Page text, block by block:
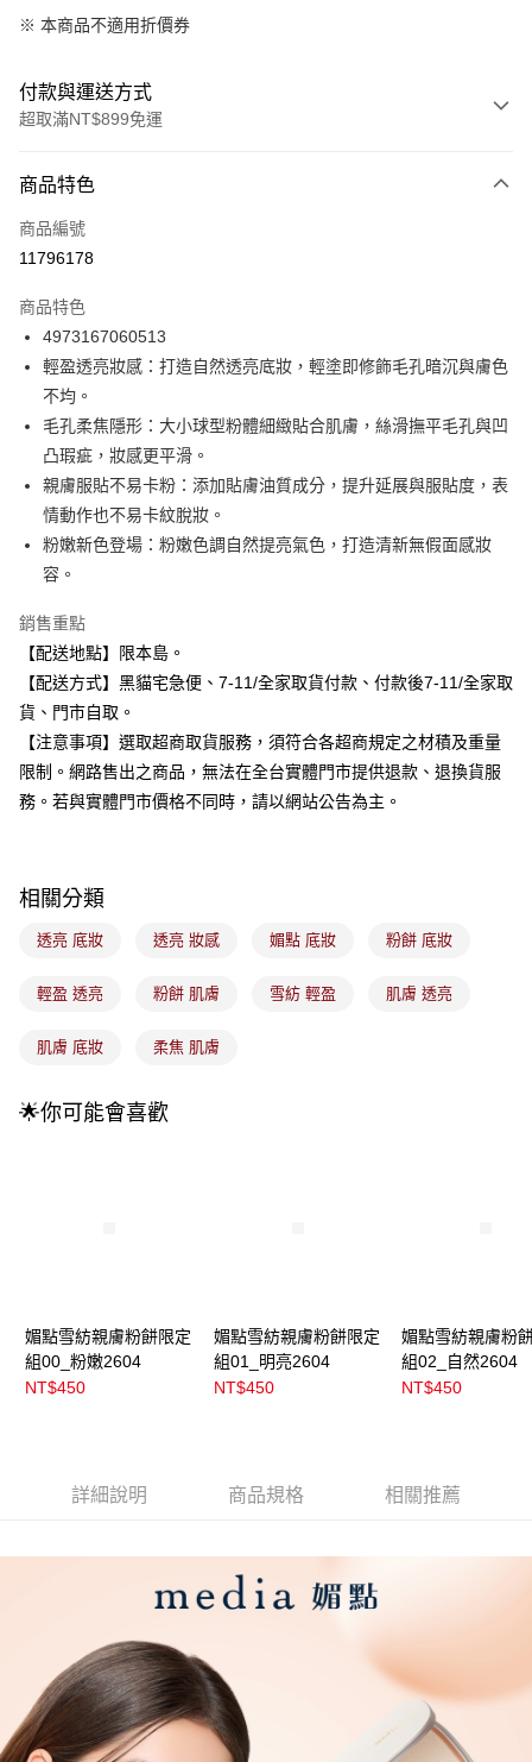
※ 本商品不適用折價券
付款與運送方式
超取滿NT$899免運
信用卡一次付款
信用卡分期付款
合作金庫商業銀行
華南商業銀行
上海商業儲蓄銀行
台北富邦商業銀行
國泰世華商業銀行
臺灣中小企業銀行
台中商業銀行
匯豐（台灣）商業銀行
聯邦商業銀行
元大商業銀行
永豐商業銀行
玉山商業銀行
台新國際商業銀行
中國信託商業銀行
台灣樂天信用卡公司
LINE Pay
Apple Pay
街口支付
Google Pay
大哥付你分期
相關說明
【大哥付你分期使用說明】
1.本服務由台灣大哥大提供，台灣大哥大用戶可立即使用無須另外申請。
2.付款方式選擇「大哥付你分期」，訂單成立後會自動跳轉到大哥付的交易
流程，驗證手機門號後，選擇欲分期的期數、繳款截止日，確認付款後即完
成交易。
3.實際核准額度、可分期數及費用金額請依後續交易確認頁面所載為準。
1.分期款項不併入電信帳單，「大哥付你分期」於每月結算日後寄送繳費提
2.透過簡訊連結打開帳單後，可選擇「超商條碼／台灣大直營門市／銀行轉
用戶於交易時，得透過本服務購買商品或服務，並由商店將買賣／分期付款
資料（包含姓名、電話或地址）提供予台灣大哥大進項蒐集、處理及利用，
ATM付款
運送方式
全家取貨付款
每筆NT$100，滿NT$899(含以上)免運費
每筆NT$100，滿NT$899(含以上)免運費
宅配
商品特色
商品編號
11796178
商品特色
4973167060513
輕盈透亮妝感：打造自然透亮底妝，輕塗即修飾毛孔暗沉與膚色
不均。
毛孔柔焦隱形：大小球型粉體細緻貼合肌膚，絲滑撫平毛孔與凹
凸瑕疵，妝感更平滑。
親膚服貼不易卡粉：添加貼膚油質成分，提升延展與服貼度，表
情動作也不易卡紋脫妝。
粉嫩新色登場：粉嫩色調自然提亮氣色，打造清新無假面感妝
容。
銷售重點
【配送地點】限本島。
【配送方式】黑貓宅急便、7-11/全家取貨付款、付款後7-11/全家取
貨、門市自取。
【注意事項】選取超商取貨服務，須符合各超商規定之材積及重量
限制。網路售出之商品，無法在全台實體門市提供退款、退換貨服
務。若與實體門市價格不同時，請以網站公告為主。
相關分類
透亮 底妝 透亮 妝感 媚點 底妝 粉餅 底妝
輕盈 透亮 粉餅 肌膚 雪紡 輕盈 肌膚 透亮
肌膚 底妝 柔焦 肌膚
🌟你可能會喜歡
媚點雪紡親膚粉餅限定
組00_粉嫩2604
NT$450
媚點雪紡親膚粉餅限定
組01_明亮2604
NT$450
媚點雪紡親膚粉
組02_自然2604
NT$450
詳細說明 商品規格 相關推薦